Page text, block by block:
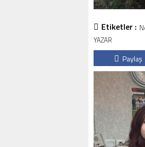
Etiketler :
YAZAR
Paylaş